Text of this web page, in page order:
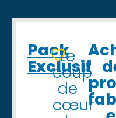
Pack
Exclusif
Le
coup
de
cœur